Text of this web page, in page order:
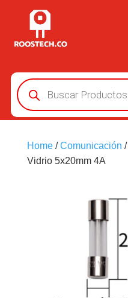
Búsqueda
de
productos
Home/Comunicación /
Vidrio 5x20mm 4A